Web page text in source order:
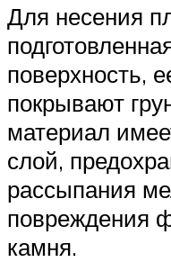
Для несения
поверхность,
покрывают
материал
слой,
рассыпания
повреждения
камня.